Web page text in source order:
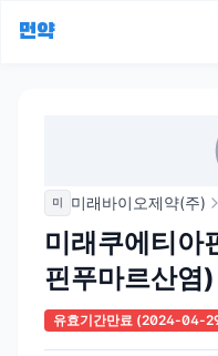
먼약
미 미래바이오제약(주)
미래쿠에티
핀푸마르산염)
유효기간만료 (2024-04-